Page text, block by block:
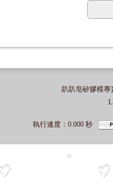
趴趴皂矽膠模專
執行速度 ：0.000 秒